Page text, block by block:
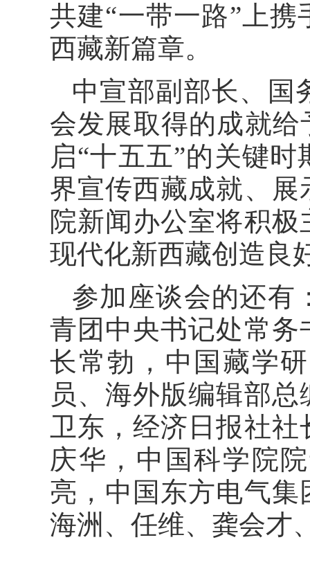
共建“一带一路”上
西藏新篇章。
中宣部副部长、国
会发展取得的成就
启“十五五”的关键
界宣传西藏成就、
院新闻办公室将积
现代化新西藏创造良
参加座谈会的还有
青团中央书记处常
长常勃，中国藏学
员、海外版编辑部
卫东，经济日报社
庆华，中国科学院
亮，中国东方电气
海洲、任维、龚会才